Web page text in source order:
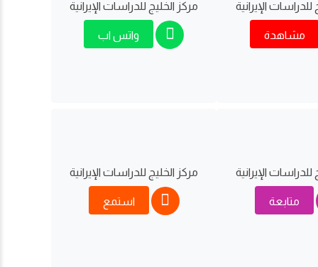
للدراسات اﻹيرانية
مشاهدة
مركز الخليج للدراسات اﻹيرانية
واتس اب
للدراسات اﻹيرانية
متابعة
مركز الخليج للدراسات اﻹيرانية
استمع